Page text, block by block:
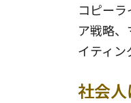
コピー
ア戦略
イティン
社会